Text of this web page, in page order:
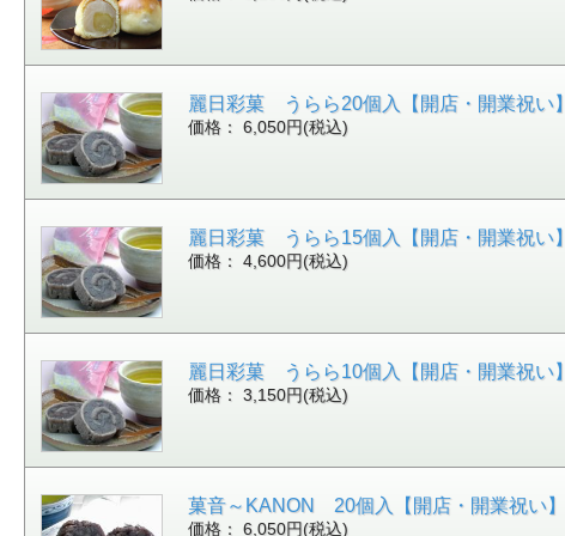
麗日彩菓 うらら20個入【開店・開業祝い】
価格： 6,050円(税込)
麗日彩菓 うらら15個入【開店・開業祝い】
価格： 4,600円(税込)
麗日彩菓 うらら10個入【開店・開業祝い】
価格： 3,150円(税込)
菓音～KANON 20個入【開店・開業祝い】
価格： 6,050円(税込)